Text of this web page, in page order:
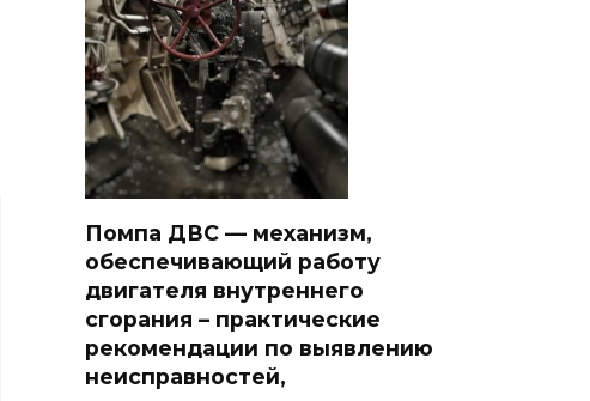
Помпа ДВС — механизм,
обеспечивающий работу
двигателя внутреннего
сгорания – практические
рекомендации по выявлению
неисправностей,